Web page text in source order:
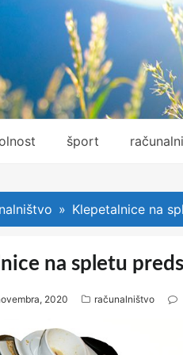
šport
Klepetalnice na
na spletu
2020 računalništvo